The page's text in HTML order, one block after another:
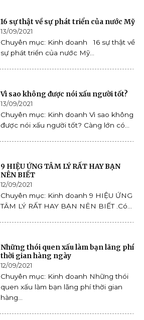
16 sự thật về sự phát triển của nước Mỹ
13/09/2021
Chuyên mục: Kinh doanh 16 sự thật về
sự phát triển của nước Mỹ...
Vì sao không được nói xấu người tốt?
13/09/2021
Chuyên mục: Kinh doanh Vì sao không
được nói xấu người tốt? Càng lớn có...
9 HIỆU ỨNG TÂM LÝ RẤT HAY BẠN
NÊN BIẾT
12/09/2021
Chuyên mục: Kinh doanh 9 HIỆU ỨNG
TÂM LÝ RẤT HAY BẠN NÊN BIẾT .Có...
Những thói quen xấu làm bạn lãng phí
thời gian hàng ngày
12/09/2021
Chuyên mục: Kinh doanh Những thói
quen xấu làm bạn lãng phí thời gian
hàng...